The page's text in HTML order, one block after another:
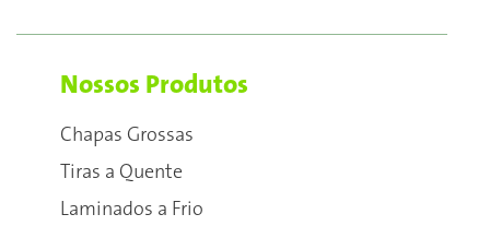
Nossos Produtos
Chapas Grossas
Tiras a Quente
Laminados a Frio